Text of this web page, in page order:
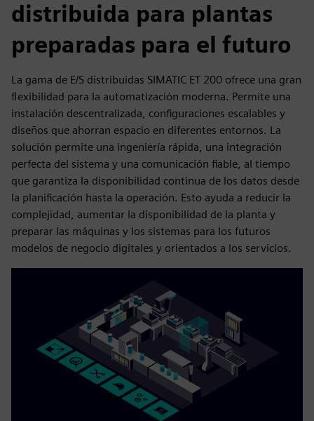
distribuida para plantas
preparadas para el futuro
La gama de E/S distribuidas SIMATIC ET 200 ofrece una gran
flexibilidad para la automatización moderna. Permite una
instalación descentralizada, configuraciones escalables y
diseños que ahorran espacio en diferentes entornos. La
solución permite una ingeniería rápida, una integración
perfecta del sistema y una comunicación fiable, al tiempo
que garantiza la disponibilidad continua de los datos desde
la planificación hasta la operación. Esto ayuda a reducir la
complejidad, aumentar la disponibilidad de la planta y
preparar las máquinas y los sistemas para los futuros
modelos de negocio digitales y orientados a los servicios.